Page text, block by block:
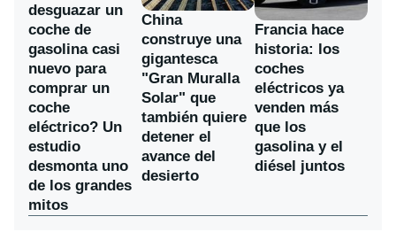
desguazar un
coche de
gasolina casi
nuevo para
comprar un
coche
eléctrico? Un
estudio
desmonta uno
de los grandes
mitos
China
construye una
gigantesca
"Gran Muralla
Solar" que
también quiere
detener el
avance del
desierto
Francia hace
historia: los
coches
eléctricos ya
venden más
que los
gasolina y el
diésel juntos